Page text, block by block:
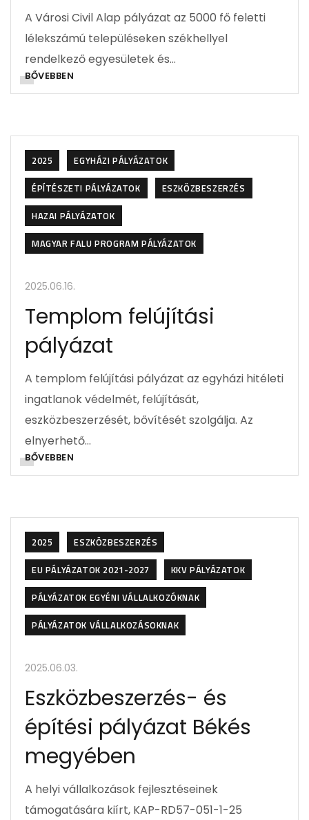
A Városi Civil Alap pályázat az 5000 fő feletti
lélekszámú településeken székhellyel
rendelkező egyesületek és…
BŐVEBBEN
2025
EGYHÁZI PÁLYÁZATOK
ÉPÍTÉSZETI PÁLYÁZATOK
ESZKÖZBESZERZÉS
HAZAI PÁLYÁZATOK
MAGYAR FALU PROGRAM PÁLYÁZATOK
2025.06.16.
Templom felújítási
pályázat
A templom felújítási pályázat az egyházi hitéleti
ingatlanok védelmét, felújítását,
eszközbeszerzését, bővítését szolgálja. Az
elnyerhető…
BŐVEBBEN
2025
ESZKÖZBESZERZÉS
EU PÁLYÁZATOK 2021-2027
KKV PÁLYÁZATOK
PÁLYÁZATOK EGYÉNI VÁLLALKOZÓKNAK
PÁLYÁZATOK VÁLLALKOZÁSOKNAK
2025.06.03.
Eszközbeszerzés- és
építési pályázat Békés
megyében
A helyi vállalkozások fejlesztéseinek
támogatására kiírt, KAP-RD57-051-1-25